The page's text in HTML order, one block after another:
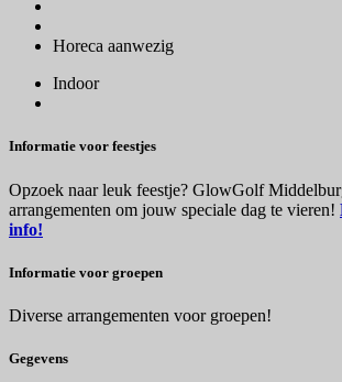
Horeca aanwezig
Indoor
Informatie voor feestjes
Opzoek naar leuk feestje? GlowGolf
arrangementen om jouw speciale dag te vieren!
info!
Informatie voor groepen
Diverse arrangementen voor groepen!
Gegevens